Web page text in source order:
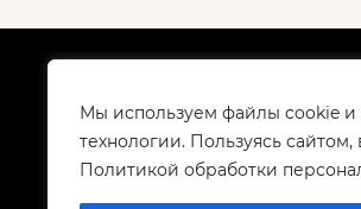
Мы используем файлы cookie и
технологии. Пользуясь
Политикой обработки
Корпоративным клиентам
Контакты